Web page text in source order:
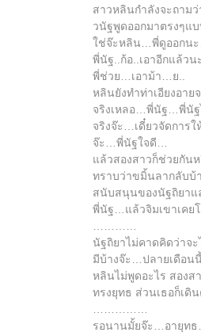
สาวหลินกำลังจะถาม
วนัฐพูดออกมาตรงๆแ
ใช่จ๊ะหลิน…พี่ดูออกนะ
พี่นัฐ..ก้อ..เอาอีกแล้ว
พี่ช่วย…เอาม้า…ย..
หลินยังทำท่าเอียงอาย
จริงเหลอ…พี่นัฐ…พี่นัฐ
จริงจ๊ะ…เดี๋ยวจัดการ
จ๊ะ…พี่นัฐใจดี…
แล้วสองสาวก็ช่วยกัน
ทราบว่าขมิ้นลากลับบ้
สนับสนุนของนัฐถิยาแ
พี่นัฐ…แล้วจิมเขาเคยโ
นัฐถิยาไม่คาดคิดว่าจ
มีบ้างจ๊ะ…ปลายเดือน
หลินไม่พูดอะไร สองส
ทรงยุทธ ส่วนเธอก็เดิ
รอนานมั้ยจ๊ะ…อายุทธ